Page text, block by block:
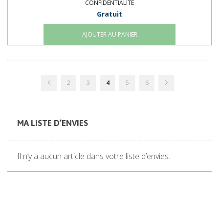
CONFIDENTIALITÉ
Gratuit
AJOUTER AU PANIER
PagePrécédent
Page
2 Page
3
Vous
lisez
4 Page
5 Page
6
MA LISTE D’ENVIES
Il n’y a aucun article dans votre liste d’envies.